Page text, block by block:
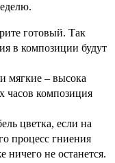
готовый. Так
в композиции будут
мягкие – высока
часов композиция
цветка, если на
процесс гниения
ничего не останется.